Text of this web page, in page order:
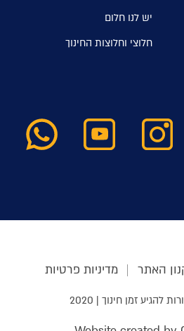
יש לנו חלום
חלוצי וחלוצות החינוך
האתר מדיניות פרטיות
להגיע זמן חינוך | 2020